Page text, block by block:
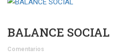
BALANCE SOCIAL
Comentarios